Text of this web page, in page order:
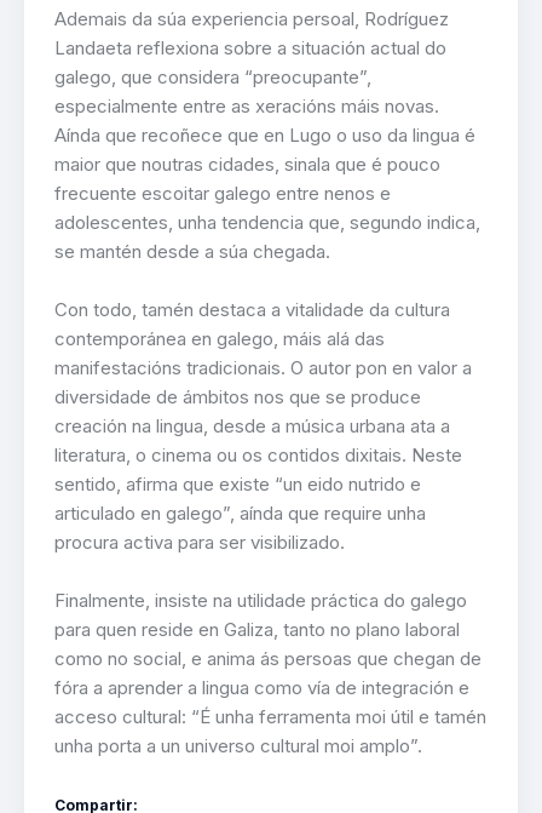
Ademais da súa experiencia persoal, Rodríguez
Landaeta reflexiona sobre a situación actual do
galego, que considera “preocupante”,
especialmente entre as xeracións máis novas.
Aínda que recoñece que en Lugo o uso da lingua é
maior que noutras cidades, sinala que é pouco
frecuente escoitar galego entre nenos e
adolescentes, unha tendencia que, segundo indica,
se mantén desde a súa chegada.
Con todo, tamén destaca a vitalidade da cultura
contemporánea en galego, máis alá das
manifestacións tradicionais. O autor pon en valor a
diversidade de ámbitos nos que se produce
creación na lingua, desde a música urbana ata a
literatura, o cinema ou os contidos dixitais. Neste
sentido, afirma que existe “un eido nutrido e
articulado en galego”, aínda que require unha
procura activa para ser visibilizado.
Finalmente, insiste na utilidade práctica do galego
para quen reside en Galiza, tanto no plano laboral
como no social, e anima ás persoas que chegan de
fóra a aprender a lingua como vía de integración e
acceso cultural: “É unha ferramenta moi útil e tamén
unha porta a un universo cultural moi amplo”.
Compartir: